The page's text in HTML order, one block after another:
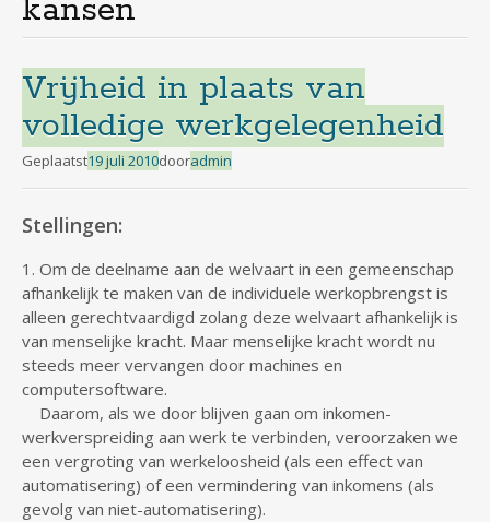
inhoud
kansen
Vrijheid in plaats van
volledige werkgelegenheid
Geplaatst19 juli 2010dooradmin
Stellingen:
1. Om de deelname aan de welvaart in een gemeenschap
afhankelijk te maken van de individuele werkopbrengst is
alleen gerechtvaardigd zolang deze welvaart afhankelijk is
van menselijke kracht. Maar menselijke kracht wordt nu
steeds meer vervangen door machines en
computersoftware.
Daarom, als we door blijven gaan om inkomen-
werkverspreiding aan werk te verbinden, veroorzaken we
een vergroting van werkeloosheid (als een effect van
automatisering) of een vermindering van inkomens (als
gevolg van niet-automatisering).